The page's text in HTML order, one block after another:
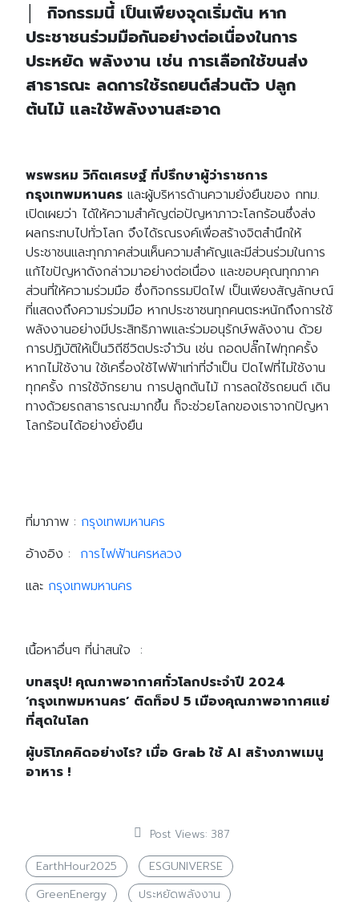
กิจกรรมนี้ เป็นเพียงจุดเริ่มต้น หาก
ประชาชนร่วมมือกันอย่างต่อเนื่องในการ
ประหยัด พลังงาน เช่น การเลือกใช้ขนส่ง
สาธารณะ ลดการใช้รถยนต์ส่วนตัว ปลูก
ต้นไม้ และใช้พลังงานสะอาด
พรพรหม วิกิตเศรษฐ์ ที่ปรึกษาผู้ว่าราชการ
กรุงเทพมหานคร และผู้บริหารด้านความยั่งยืนของ กทม.
เปิดเผยว่า ได้ให้ความสำคัญต่อปัญหาภาวะโลกร้อนซึ่งส่ง
ผลกระทบไปทั่วโลก จึงได้รณรงค์เพื่อสร้างจิตสำนึกให้
ประชาชนและทุกภาคส่วนเห็นความสำคัญและมีส่วนร่วมในการ
แก้ไขปัญหาดังกล่าวมาอย่างต่อเนื่อง และขอบคุณทุกภาค
ส่วนที่ให้ความร่วมมือ ซึ่งกิจกรรมปิดไฟ เป็นเพียงสัญลักษณ์
ที่แสดงถึงความร่วมมือ หากประชาชนทุกคนตระหนักถึงการใช้
พลังงานอย่างมีประสิทธิภาพและร่วมอนุรักษ์พลังงาน ด้วย
การปฏิบัติให้เป็นวิถีชีวิตประจำวัน เช่น ถอดปลั๊กไฟทุกครั้ง
หากไม่ใช้งาน ใช้เครื่องใช้ไฟฟ้าเท่าที่จำเป็น ปิดไฟที่ไม่ใช้งาน
ทุกครั้ง การใช้จักรยาน การปลูกต้นไม้ การลดใช้รถยนต์ เดิน
ทางด้วยรถสาธารณะมากขึ้น ก็จะช่วยโลกของเราจากปัญหา
โลกร้อนได้อย่างยั่งยืน
ที่มาภาพ : กรุงเทพมหานคร
อ้างอิง : การไฟฟ้านครหลวง
และ กรุงเทพมหานคร
เนื้อหาอื่นๆ ที่น่าสนใจ :
บทสรุป! คุณภาพอากาศทั่วโลกประจำปี 2024
‘กรุงเทพมหานคร’ ติดท็อป 5 เมืองคุณภาพอากาศแย่
ที่สุดในโลก
ผู้บริโภคคิดอย่างไร? เมื่อ Grab ใช้ AI สร้างภาพเมนู
อาหาร !
Post Views: 387
EarthHour2025
ESGUNIVERSE
GreenEnergy
ประหยัดพลังงาน